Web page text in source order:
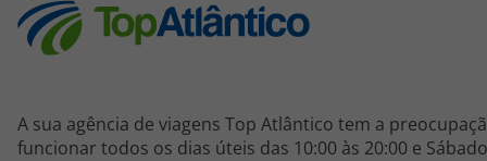
A sua agência de viagens Top Atlântico tem a
funcionar todos os dias úteis das 10:00 às 20:00 e